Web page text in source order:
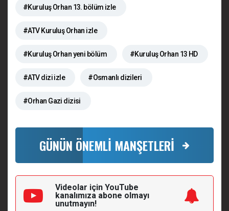
#Kuruluş Orhan 13. bölüm izle
#ATV Kuruluş Orhan izle
#Kuruluş Orhan yeni bölüm #Kuruluş Orhan 13 HD
#ATV dizi izle #Osmanlı dizileri
#Orhan Gazi dizisi
GÜNÜN ÖNEMLİ MANŞETLERİ
Videolar için YouTube
kanalımıza abone olmayı
unutmayın!